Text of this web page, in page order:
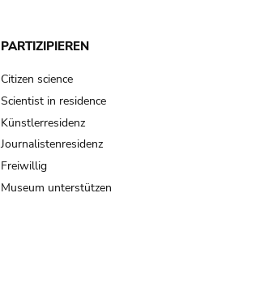
PARTIZIPIEREN
Citizen science
Scientist in residence
Künstlerresidenz
Journalistenresidenz
Freiwillig
Museum unterstützen